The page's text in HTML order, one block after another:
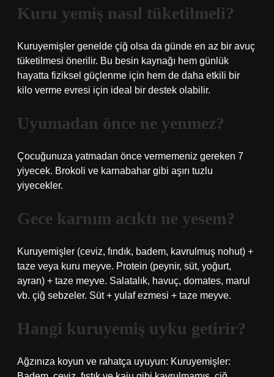
Kuru yemiş nasıl tüketilmeli?
Kuruyemişler genelde çiğ olsa da günde en az bir avuç
tüketilmesi önerilir. Bu besin kaynağı hem günlük
hayatta fiziksel güçlenme için hem de daha etkili bir
kilo verme evresi için ideal bir destek olabilir.
Uyumadan önce ne yenmez?
Çocuğunuza yatmadan önce vermemeniz gereken 7
yiyecek. Brokoli ve karnabahar gibi aşırı tuzlu
yiyecekler.
Gece karnım acıktı ne yesem?
Kuruyemişler (ceviz, fındık, badem, kavrulmuş nohut) +
taze veya kuru meyve. Protein (peynir, süt, yoğurt,
ayran) + taze meyve. Salatalık, havuç, domates, marul
vb. çiğ sebzeler. Süt + yulaf ezmesi + taze meyve.
Hangi kuruyemiş uyku getirir?
Ağzınıza koyun ve rahatça uyuyun: Kuruyemişler: